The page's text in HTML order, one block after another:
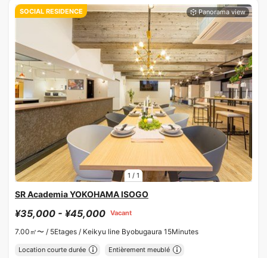
1 / 1
SOCIAL RESIDENCE
SR Academia YOKOHAMA ISOGO
¥35,000 - ¥45,000 Vacant
7.00㎡〜 / 5Etages / Keikyu line Byobugaura 15Minutes
Location courte durée Entièrement meublé